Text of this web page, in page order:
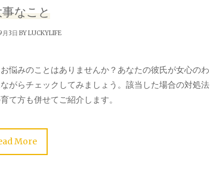
なこと
3日 BYLUCKYLIFE
悩みのことはありませんか？あなたの彼氏が女心のわ
がらチェックしてみましょう。該当した場合の対処法
て方も併せてご紹介します。
More